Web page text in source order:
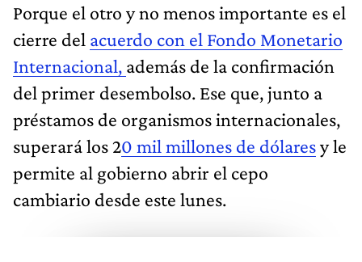
Porque el otro y no menos importante es el
cierre del acuerdo con el Fondo Monetario
Internacional, además de la confirmación
del primer desembolso. Ese que, junto a
préstamos de organismos internacionales,
superará los 20 mil millones de dólaresy le
permite al gobierno abrir el cepo
cambiario desde este lunes.